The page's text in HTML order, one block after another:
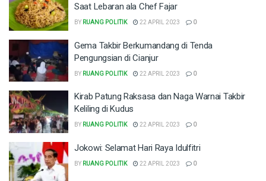
Saat Lebaran ala Chef Fajar
BY RUANG POLITIK 22 APRIL 2023 0
Gema Takbir Berkumandang di Tenda
Pengungsian di Cianjur
BY RUANG POLITIK 22 APRIL 2023 0
Kirab Patung Raksasa dan Naga Warnai Takbir
Keliling di Kudus
BY RUANG POLITIK 22 APRIL 2023 0
Jokowi: Selamat Hari Raya Idulfitri
BY RUANG POLITIK 22 APRIL 2023 0